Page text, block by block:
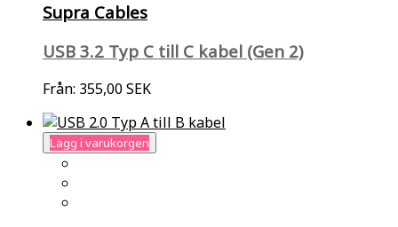
Supra Cables
USB 3.2 Typ C till C kabel (Gen 2)
Från: 355,00 SEK
Lägg i varukorgen